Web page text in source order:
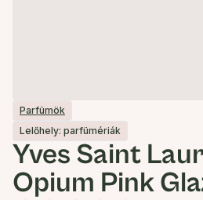
Parfümök
Lelőhely: parfümériák
Yves Saint
Opium Pink